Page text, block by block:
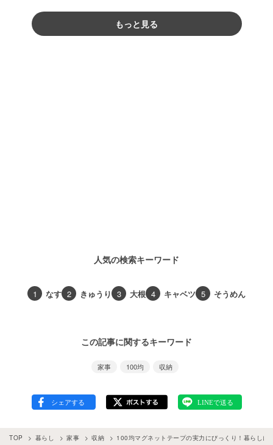
もっと見る
人気の検索キーワード
1 なす 2 きゅうり 3 大根 4 キャベツ 5 そうめん
この記事に関するキーワード
家事 100均 収納
TOP 暮らし 家事 収納 100均マグネットテープの実力にびっくり！暮らしに